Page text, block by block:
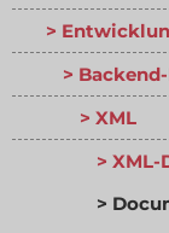
XML
XML-